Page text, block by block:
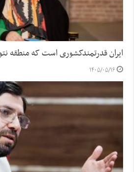
ایران قدرتمندکشوری است که منطقه
۱۴۰۵/۰۵/۱۶